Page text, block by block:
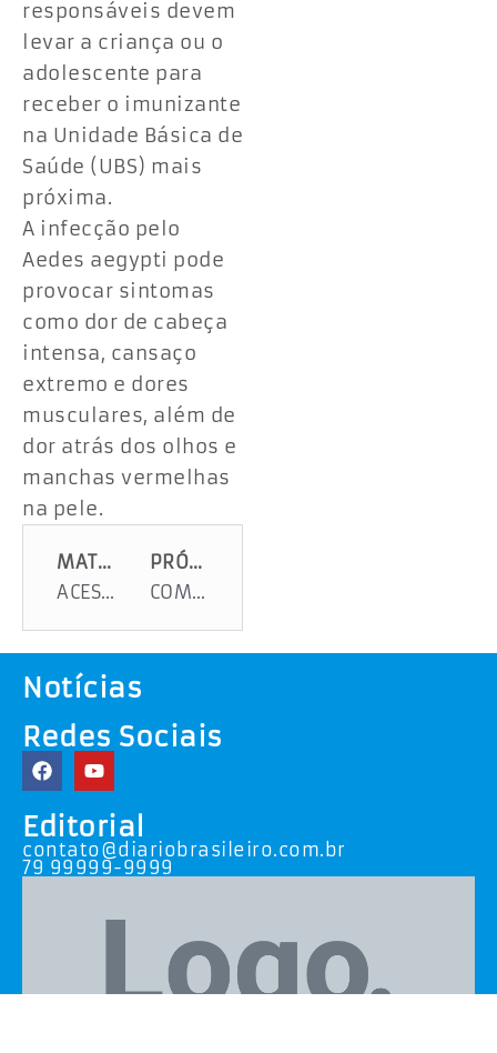
responsáveis devem
levar a criança ou o
adolescente para
receber o imunizante
na Unidade Básica de
Saúde (UBS) mais
próxima.
A infecção pelo
Aedes aegypti pode
provocar sintomas
como dor de cabeça
intensa, cansaço
extremo e dores
musculares, além de
dor atrás dos olhos e
manchas vermelhas
na pele.
MATÉRIA ANTERIOR
ACESSO AS PRAIAS COM MUDANÇA NA CAPITAL
PRÓXIMA MATÉRIA
COMO GARANTIR A BOLSA NO PROUNI
Notícias
Redes Sociais
Editorial
contato@diariobrasileiro.com.br
79 99999-9999